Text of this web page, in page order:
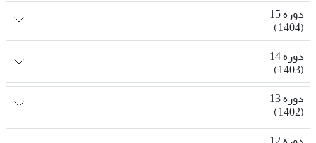
دوره 15
(1404)
دوره 14
(1403)
دوره 13
(1402)